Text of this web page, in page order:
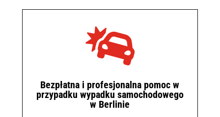

Bezpłatna i profesjonalna pomoc w
przypadku wypadku samochodowego
w Berlinie